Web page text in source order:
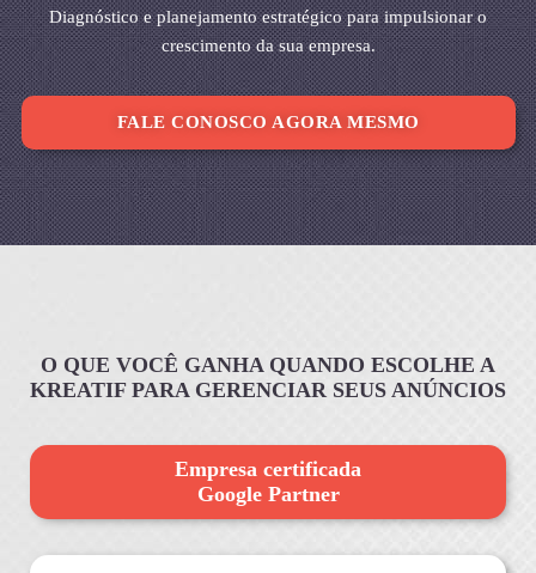
Diagnóstico e planejamento estratégico para impulsionar o
crescimento da sua empresa.
FALE CONOSCO AGORA MESMO
O QUE VOCÊ GANHA QUANDO ESCOLHE A
KREATIF PARA GERENCIAR SEUS ANÚNCIOS
Empresa certificada
Google Partner